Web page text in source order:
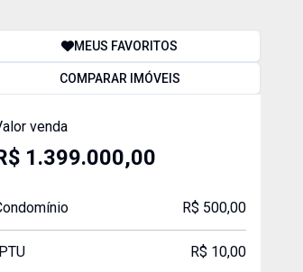
MEUS FAVORITOS
COMPARAR IMÓVEIS
venda
1.399.000,00
R$ 500,00
R$ 10,00